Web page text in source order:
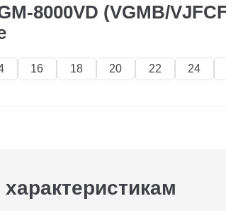
8000VD (VGMB/
16 18 20 22 24